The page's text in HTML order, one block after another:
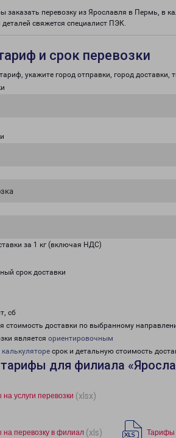
заказать перевозку из Ярославля в Пермь, в
деталей свяжется специалист ПЭК.
и срок перевозки
укажите город отправки, город доставки,
за 1 кг (включая НДС)
срок доставки
сб
стоимость доставки по выбранному
является ориентировочным
калькуляторе срок и детальную стоимость
для филиала
услуги перевозки (xlsx)
перевозку в филиал (xls) Тарифы